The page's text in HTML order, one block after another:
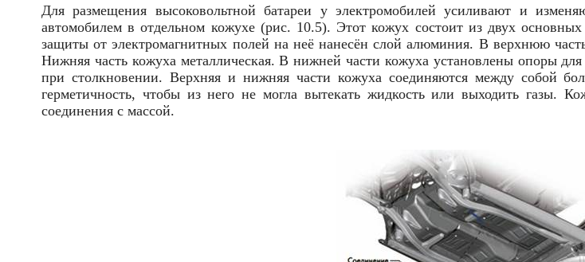
Для размещения высоковольтной батареи у электромобилей усиливают и
автомобилем в отдельном кожухе (рис. 10.5). Этот кожух состоит из двух
защиты от электромагнитных полей на неё нанесён слой алюминия. В верхнюю
Нижняя часть кожуха металлическая. В нижней части кожуха установлены опоры
при столкновении. Верхняя и нижняя части кожуха соединяются между собой
герметичность, чтобы из него не могла вытекать жидкость или выходить газы.
соединения с массой.